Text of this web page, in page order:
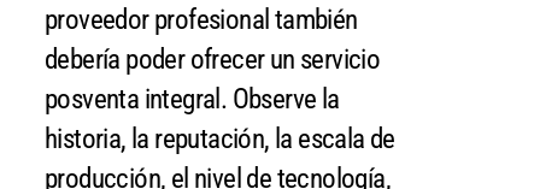
proveedor profesional también
debería poder ofrecer un servicio
posventa integral. Observe la
historia, la reputación, la escala de
producción, el nivel de tecnología,